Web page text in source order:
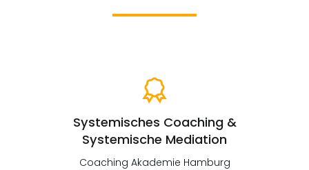
Systemisches Coaching &
Systemische Mediation
Coaching Akademie Hamburg